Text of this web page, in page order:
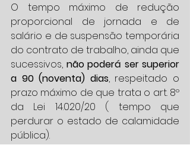
O tempo máximo de redução
proporcional de jornada e de
salário e de suspensão temporária
do contrato de trabalho, ainda que
sucessivos, não poderá ser superior
a 90 (noventa) dias, respeitado o
prazo máximo de que trata o art. 8º
da Lei 14.020/20 ( tempo que
perdurar o estado de calamidade
pública).